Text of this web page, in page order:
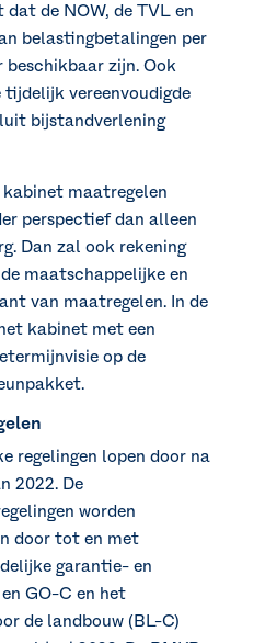
de NOW, de TVL en
belastingbetalingen per
beschikbaar zijn. Ook
tijdelijk vereenvoudigde
bijstandverlening
maatregelen
perspectief dan alleen
Dan zal ook rekening
maatschappelijke en
van maatregelen. In de
kabinet met een
op de
regelingen lopen door na
2022. De
worden
door tot en met
garantie- en
GO-C en het
de landbouw (BL-C)